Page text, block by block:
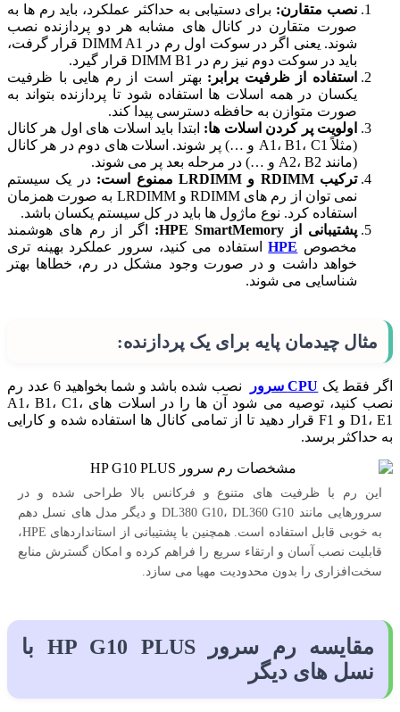
نصب متقارن: برای دستیابی به حداکثر عملکرد، باید رم ها به
صورت متقارن در کانال های مشابه هر دو پردازنده نصب
شوند. یعنی اگر در سوکت اول رم در DIMM A1 قرار گرفت،
باید در سوکت دوم نیز رم در DIMM B1 قرار گیرد.
استفاده از ظرفیت برابر: بهتر است از رم هایی با ظرفیت
یکسان در همه اسلات ها استفاده شود تا پردازنده بتواند به
صورت متوازن به حافظه دسترسی پیدا کند.
اولویت پر کردن اسلات ها: ابتدا باید اسلات های اول هر کانال
(مثلاً A1، B1، C1 و …) پر شوند. اسلات های دوم در هر کانال
(مانند A2، B2 و …) در مرحله بعد پر می شوند.
ترکیب RDIMM و LRDIMM ممنوع است:
در یک سیستم
نمی توان از رم های RDIMM و LRDIMM به صورت همزمان
استفاده کرد. نوع ماژول ها باید در کل سیستم یکسان باشد.
پشتیبانی از HPE SmartMemory:
اگر از رم های هوشمند
مخصوص HPEاستفاده می کنید، سرور عملکرد بهینه تری
خواهد داشت و در صورت وجود مشکل در رم، خطاها بهتر
شناسایی می شوند.
مثال چیدمان پایه برای یک پردازنده:
اگر فقط یک CPU سرور
نصب شده باشد و شما بخواهید 6 عدد رم
نصب کنید، توصیه می شود آن ها را در اسلات های A1، B1، C1،
D1، E1 و F1 قرار دهید تا از تمامی کانال ها استفاده شده و کارایی
به حداکثر برسد.
این رم با ظرفیت های متنوع و فرکانس بالا طراحی شده و در
سرورهایی مانند DL380 G10، DL360 G10 و دیگر مدل های نسل دهم
به خوبی قابل استفاده است. همچنین با پشتیبانی از استانداردهای HPE،
قابلیت نصب آسان و ارتقاء سریع را فراهم کرده و امکان گسترش منابع
سخت‌افزاری را بدون محدودیت مهیا می سازد.
مقایسه رم سرور HP G10 PLUS با
نسل های دیگر